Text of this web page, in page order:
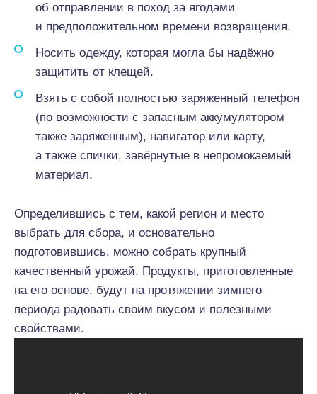
об отправлении в поход за ягодами
и предположительном времени возвращения.
Носить одежду, которая могла бы надёжно
защитить от клещей.
Взять с собой полностью заряженный телефон
(по возможности с запасным аккумулятором
также заряженным), навигатор или карту,
а также спички, завёрнутые в непромокаемый
материал.
Определившись с тем, какой регион и место
выбрать для сбора, и основательно
подготовившись, можно собрать крупный
качественный урожай. Продукты, приготовленные
на его основе, будут на протяжении зимнего
периода радовать своим вкусом и полезными
свойствами.